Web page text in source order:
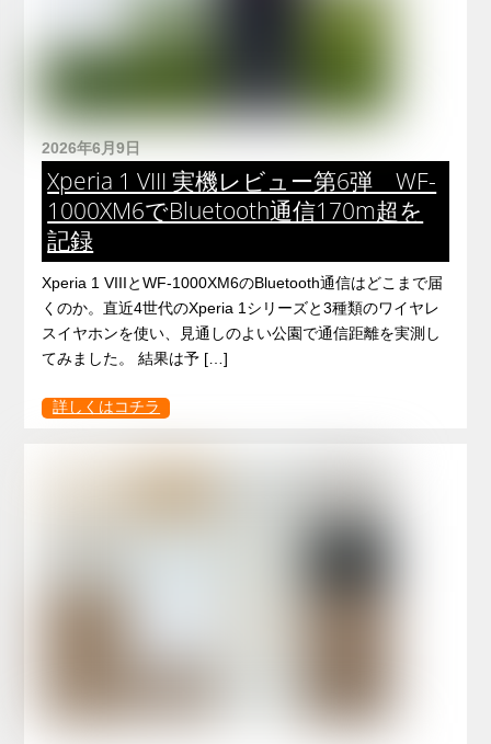
2026年6月9日
Xperia 1 VIII 実機レビュー第6弾 WF-
1000XM6でBluetooth通信170m超を
記録
Xperia 1 VIIIとWF-1000XM6のBluetooth通信はどこまで届
くのか。直近4世代のXperia 1シリーズと3種類のワイヤレ
スイヤホンを使い、見通しのよい公園で通信距離を実測し
てみました。 結果は予 […]
詳しくはコチラ